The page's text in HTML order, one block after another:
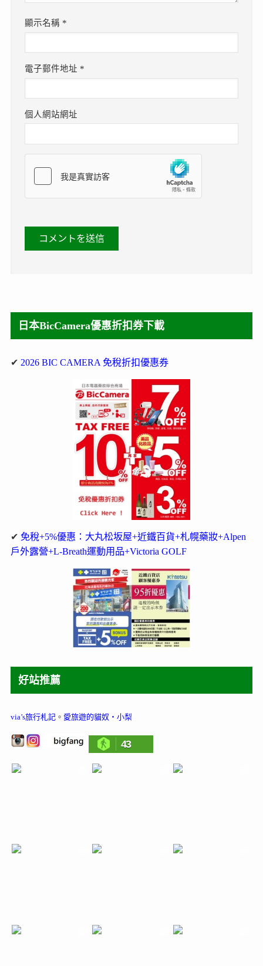
顯示名稱 *
電子郵件地址 *
個人網站網址
日本BicCamera優惠折扣券下載
✔ 2026 BIC CAMERA 免稅折扣優惠券
✔ 免稅+5%優惠：大丸松坂屋+近鐵百貨+札幌藥妝+Alpen
戶外露營+L-Breath運動用品+Victoria GOLF
好站推薦
via’s旅行札記。 愛旅遊的貓奴‧小梨
43